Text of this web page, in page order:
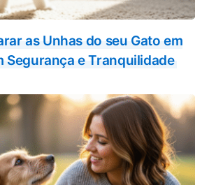
as Unhas do seu Gato em
Segurança e Tranquilidade